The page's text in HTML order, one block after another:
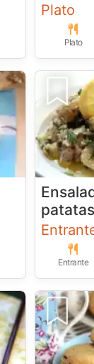
Plato
Plato
Entrante